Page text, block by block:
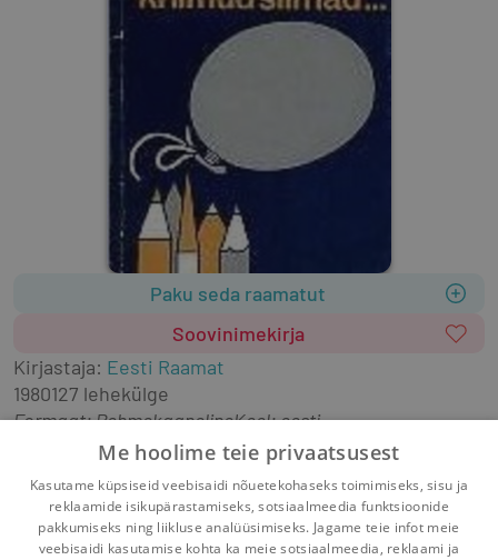
Paku seda raamatut
Soovinimekirja
Kirjastaja: Eesti Raamat
1980127 lehekülge
Formaat:PehmekaanelineKeel: eesti
Neli lugu Paul Kuusbergilt.
eesti kirjandus ilukirjandus jutud novellid
Me hoolime teie privaatsusest
Kasutame küpsiseid veebisaidi nõuetekohaseks toimimiseks, sisu ja
reklaamide isikupärastamiseks, sotsiaalmeedia funktsioonide
pakkumiseks ning liikluse analüüsimiseks. Jagame teie infot meie
veebisaidi kasutamise kohta ka meie sotsiaalmeedia, reklaami ja